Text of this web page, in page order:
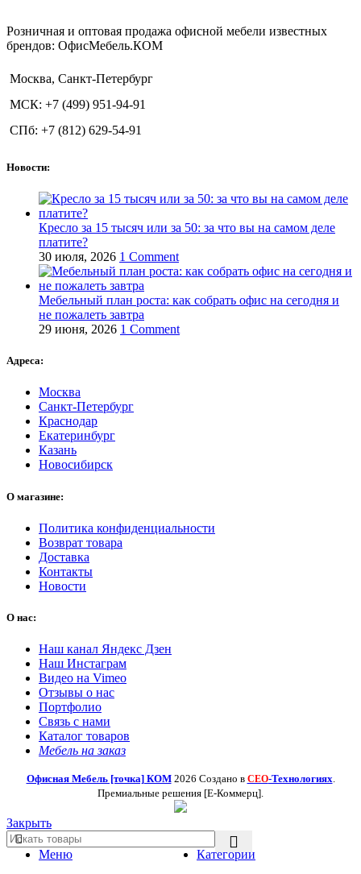
Розничная и оптовая продажа офисной мебели известных
брендов: ОфисМебель.КОМ
Москва, Санкт-Петербург
МСК: +7 (499) 951-94-91
СПб: +7 (812) 629-54-91
Новости:
Кресло за 15 тысяч или за 50: за что вы на самом деле
платите?
30 июля, 2026 1 Comment
Мебельный план роста: как собрать офис на сегодня и
не пожалеть завтра
29 июня, 2026 1 Comment
Адреса:
Москва
Санкт-Петербург
Краснодар
Екатеринбург
Казань
Новосибирск
О магазине:
Политика конфиденциальности
Возврат товара
Доставка
Контакты
Новости
О нас:
Наш канал Яндекс Дзен
Наш Инстаграм
Видео на Vimeo
Отзывы о нас
Портфолио
Связь с нами
Каталог товаров
Мебель на заказ
Офисная Мебель [точка] КОМ 2026 Создано в СЕО-Технологиях.
Премиальные решения [Е-Коммерц].
Закрыть
Меню
Категории